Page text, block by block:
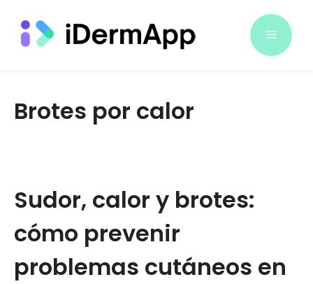
contenido
Menú
Brotes por calor
Sudor, calor y brotes:
cómo prevenir
problemas cutáneos en